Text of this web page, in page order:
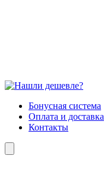
Бонусная система
Оплата и доставка
Контакты